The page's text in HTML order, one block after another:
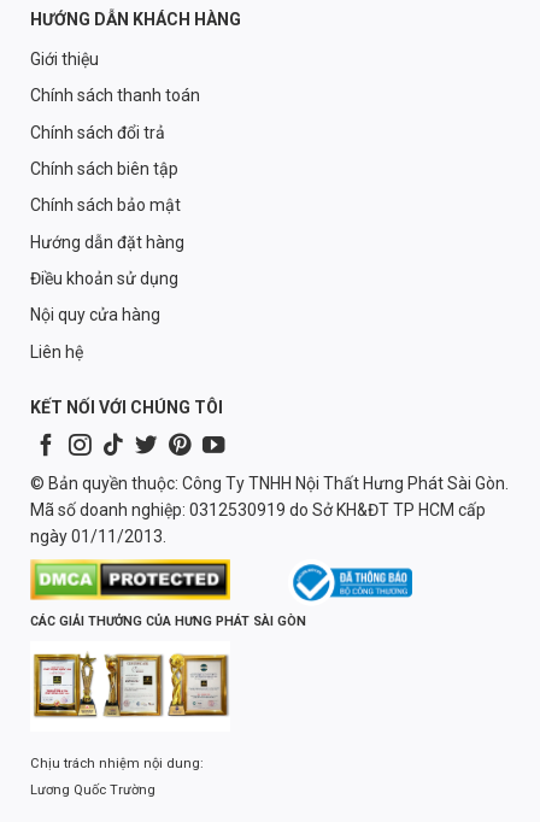
HƯỚNG DẪN KHÁCH HÀNG
Giới thiệu
Chính sách thanh toán
Chính sách đổi trả
Chính sách biên tập
Chính sách bảo mật
Hướng dẫn đặt hàng
Điều khoản sử dụng
Nội quy cửa hàng
Liên hệ
KẾT NỐI VỚI CHÚNG TÔI
© Bản quyền thuộc: Công Ty TNHH Nội Thất Hưng Phát Sài Gòn.
Mã số doanh nghiệp: 0312530919 do Sở KH&ĐT TP HCM cấp
ngày 01/11/2013.
CÁC GIẢI THƯỞNG CỦA HƯNG PHÁT SÀI GÒN
Chịu trách nhiệm nội dung:
Lương Quốc Trường